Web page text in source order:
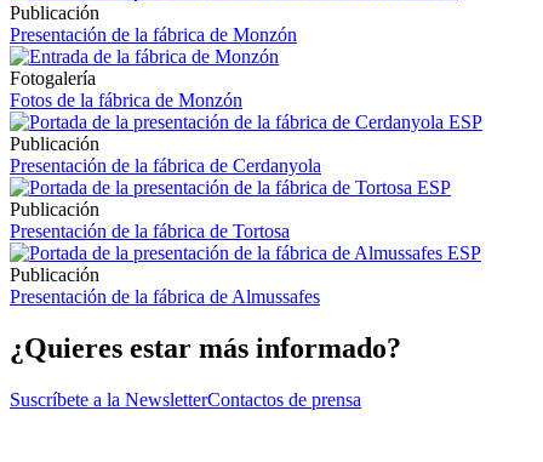
Publicación
Presentación de la fábrica de Monzón
Fotogalería
Fotos de la fábrica de Monzón
Publicación
Presentación de la fábrica de Cerdanyola
Publicación
Presentación de la fábrica de Tortosa
Publicación
Presentación de la fábrica de Almussafes
¿Quieres estar más informado?
Suscríbete a la NewsletterContactos de prensa